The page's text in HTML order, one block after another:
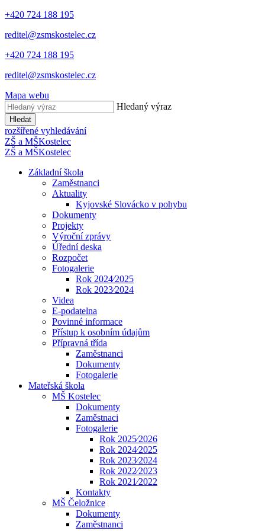
+420 724 188 195
reditel@zsmskostelec.cz
+420 724 188 195
reditel@zsmskostelec.cz
Mapa webu
Hledaný výraz
Hledat
rozšířené vyhledávání
ZŠ a MŠKostelec
ZŠ a MŠKostelec
Základní škola
Zaměstnanci
Aktuality
Kyjovské Slovácko v pohybu
Dokumenty
Projekty
Výroční zprávy
Úřední deska
Rozpočet
Fotogalerie
Rok 2024⁄2025
Rok 2023⁄2024
Videa
E-podatelna
Povinné informace
Přístup k osobním údajům
Přípravná třída
Zaměstnanci
Dokumenty
Fotogalerie
Mateřská škola
MŠ Kostelec
Dokumenty
Zaměstnaci
Fotogalerie
Rok 2025⁄2026
Rok 2024⁄2025
Rok 2023⁄2024
Rok 2022⁄2023
Rok 2021⁄2022
Kontakty
MŠ Čeložnice
Dokumenty
Zaměstnanci